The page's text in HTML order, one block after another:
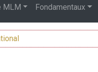
MLM Fondamentaux